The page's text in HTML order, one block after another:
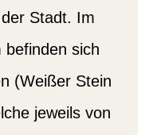
Stadt. Im
befinden sich
(Weißer Stein
jeweils von